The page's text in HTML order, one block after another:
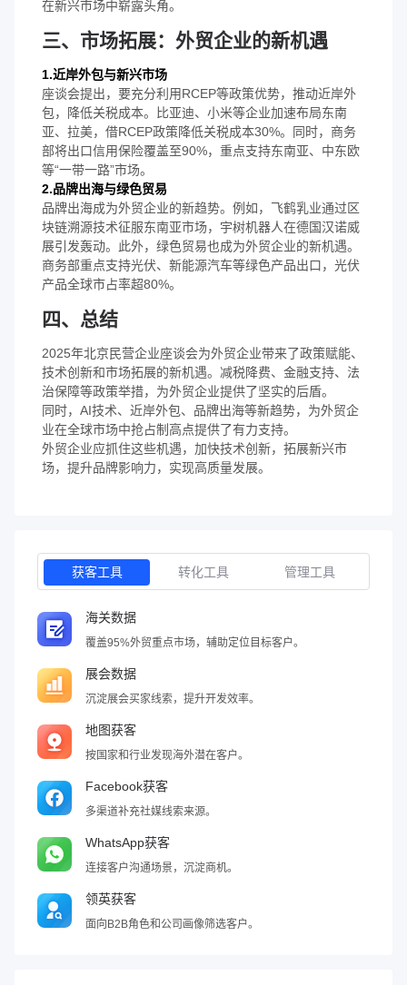
在新兴市场中崭露头角。
三、市场拓展：外贸企业的新机遇
1.近岸外包与新兴市场
座谈会提出，要充分利用RCEP等政策优势，推动近岸外
包，降低关税成本。比亚迪、小米等企业加速布局东南
亚、拉美，借RCEP政策降低关税成本30%。同时，商务
部将出口信用保险覆盖至90%，重点支持东南亚、中东欧
等“一带一路”市场。
2.品牌出海与绿色贸易
品牌出海成为外贸企业的新趋势。例如，飞鹤乳业通过区
块链溯源技术征服东南亚市场，宇树机器人在德国汉诺威
展引发轰动。此外，绿色贸易也成为外贸企业的新机遇。
商务部重点支持光伏、新能源汽车等绿色产品出口，光伏
产品全球市占率超80%。
四、总结
2025年北京民营企业座谈会为外贸企业带来了政策赋能、
技术创新和市场拓展的新机遇。减税降费、金融支持、法
治保障等政策举措，为外贸企业提供了坚实的后盾。
同时，AI技术、近岸外包、品牌出海等新趋势，为外贸企
业在全球市场中抢占制高点提供了有力支持。
外贸企业应抓住这些机遇，加快技术创新，拓展新兴市
场，提升品牌影响力，实现高质量发展。
获客工具 转化工具 管理工具
海关数据
覆盖95%外贸重点市场，辅助定位目标客户。
展会数据
沉淀展会买家线索，提升开发效率。
地图获客
按国家和行业发现海外潜在客户。
Facebook获客
多渠道补充社媒线索来源。
WhatsApp获客
连接客户沟通场景，沉淀商机。
领英获客
面向B2B角色和公司画像筛选客户。